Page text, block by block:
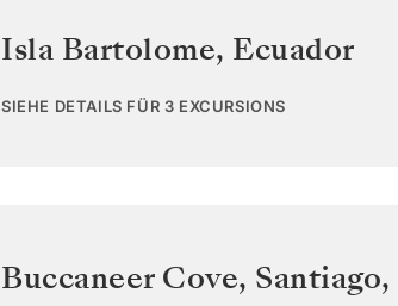
Isla Bartolome, Ecuador
SIEHE DETAILS FÜR 3 EXCURSIONS
Buccaneer Cove, Santiago,